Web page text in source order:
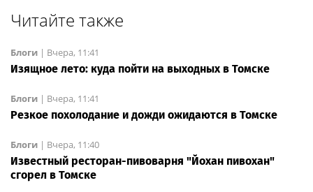
Читайте также
Блоги | Вчера, 11:41
Изящное лето: куда пойти на выходных в Томске
Блоги | Вчера, 11:41
Резкое похолодание и дожди ожидаются в Томске
Блоги | Вчера, 11:40
Известный ресторан-пивоварня "Йохан пивохан"
сгорел в Томске